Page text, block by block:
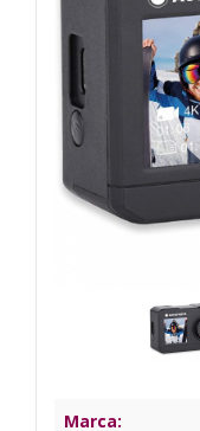
Marca: